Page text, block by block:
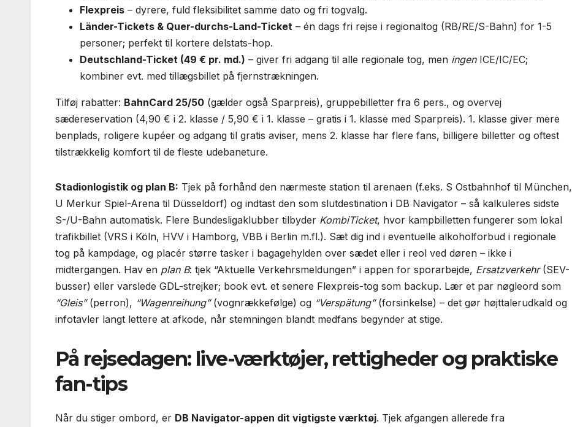
Flexpreis – dyrere, fuld fleksibilitet samme dato og fri tog­valg.
Länder-Tickets & Quer-durchs-Land-Ticket – én dags fri rejse i regionaltog (RB/RE/S-Bahn) for 1-5
personer; perfekt til kortere delstats-hop.
Deutschland-Ticket (49 € pr. md.) – giver fri adgang til alle regionale tog, men ingenICE/IC/EC;
kombiner evt. med tillægsbillet på fjernstrækningen.
Tilføj rabatter: BahnCard 25/50 (gælder også Sparpreis), gruppebilletter fra 6 pers., og overvej
sædereservation (4,90 € i 2. klasse / 5,90 € i 1. klasse – gratis i 1. klasse med Sparpreis). 1. klasse giver mere
benplads, roligere kupéer og adgang til gratis aviser, mens 2. klasse har flere fans, billigere billetter og oftest
tilstrækkelig komfort til de fleste udebaneture.
Stadionlogistik og plan B: Tjek på forhånd den nærmeste station til arenaen (f.eks. S Ostbahnhof til München,
U Merkur Spiel-Arena til Düsseldorf) og indtast den som slutdestination i DB Navigator – så kalkuleres sidste
S-/U-Bahn automatisk. Flere Bundesligaklubber tilbyder KombiTicket, hvor kampbilletten fungerer som lokal
trafikbillet (VRS i Köln, HVV i Hamborg, VBB i Berlin m.fl.). Sæt dig ind i eventuelle alkoholforbud i regionale
tog på kampdage, og placér større tasker i bagagehylden over sædet eller i reol ved døren – ikke i
midtergangen. Hav en plan B: tjek “Aktuelle Verkehrsmeldungen” i appen for sporarbejde, Ersatzverkehr(SEV-
busser) eller varslede GDL-strejker; book evt. et senere Flexpreis-tog som backup. Lær et par nøgleord som
“Gleis”(perron), “Wagenreihung”(vognrækkefølge) og “Verspätung”(forsinkelse) – det gør højttalerudkald og
infotavler langt lettere at afkode, når stemningen blandt medfans begynder at stige.
På rejsedagen: live-værktøjer, rettigheder og praktiske
fan-tips
Når du stiger ombord, er DB Navigator-appen dit vigtigste værktøj. Tjek afgangen allerede fra